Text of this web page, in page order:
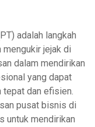
adalah langkah
mengukir jejak di
dalam mendirikan
yang dapat
dan efisien.
pusat bisnis di
untuk mendirikan